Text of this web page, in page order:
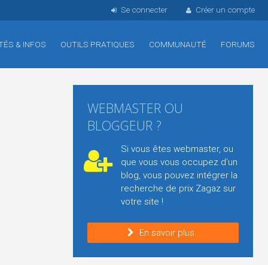
Se connecter Créer un compte
& INFOS OUTILS PRATIQUES COMMUNAUTÉ FORUMS
WEBMASTER OU
BLOGGEUR ?
Si vous êtes webmaster, ou
que vous vous occupez d'un
blog, vous pouvez intégrer la
recherche de prix Zagaz sur
votre site !
En savoir plus...